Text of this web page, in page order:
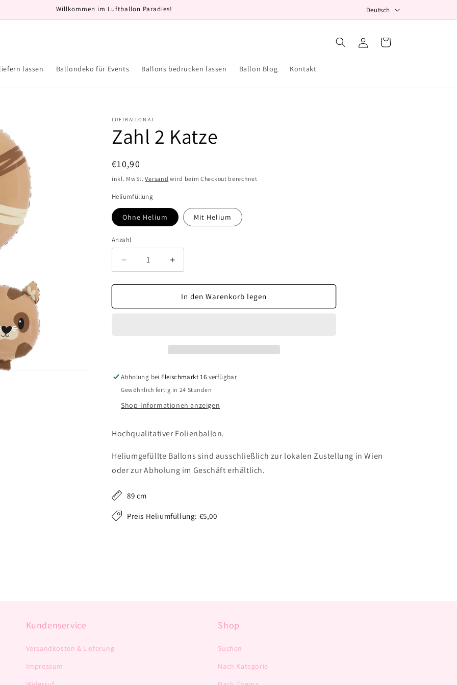
Willkommen im Luftballon Paradies!
p
r
Deutsch
lassen Ballondeko für Events Ballons bedrucken lassen Ballon Blog Kontakt
EinloggenWarenkorb
LUFTBALLON.AT
Zahl 2 Katze
Normaler
Preis
€10,90
inkl. MwSt.Versand wird beim Checkout berechnet
Heliumfüllung
Ohne Helium Mit Helium
Anzahl
Verringere
die
Menge
Zahl
Erhöhe
die
Menge
für
Zahl
In den Warenkorb legen
Abholung bei Fleischmarkt 16 verfügbar
Gewöhnlich fertig in 24 Stunden
Shop-Informationen anzeigen
Hochqualitativer Folienballon.
Heliumgefüllte Ballons sind ausschließlich zur lokalen Zustellung in Wien
oder zur Abholung im Geschäft erhältlich.
89 cm
Preis Heliumfüllung: €5,00
Kundenservice
Versandkosten & Lieferung
Impressum
Shop
Suchen
Nach Kategorie